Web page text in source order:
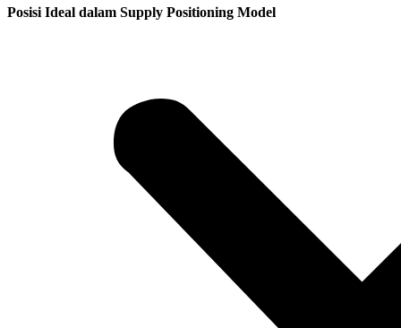
Posisi Ideal dalam Supply Positioning Model